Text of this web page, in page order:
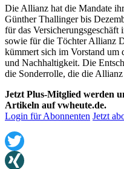
Die Allianz hat die Mandate
Günther Thallinger bis
für das Versicherungsgeschäft
sowie für die Töchter Allianz
kümmert sich im Vorstand um
und Nachhaltigkeit. Die
die Sonderrolle, die die
Jetzt Plus-Mitglied werden
Artikeln auf vwheute.de.
Login für Abonnenten Jetzt
Twitter